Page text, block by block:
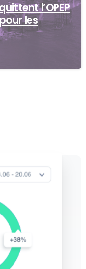
l’OPEP
les